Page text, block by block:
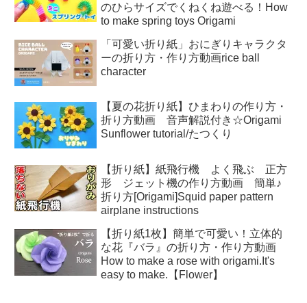
のひらサイズでくねくね遊べる！How
to make spring toys Origami
「可愛い折り紙」おにぎりキャラクタ
ーの折り方・作り方動画rice ball
character
【夏の花折り紙】ひまわりの作り方・
折り方動画 音声解説付き☆Origami
Sunflower tutorial/たつくり
【折り紙】紙飛行機 よく飛ぶ 正方
形 ジェット機の作り方動画 簡単♪
折り方[Origami]Squid paper pattern
airplane instructions
【折り紙1枚】簡単で可愛い！立体的
な花『バラ』の折り方・作り方動画
How to make a rose with origami.It's
easy to make.【Flower】